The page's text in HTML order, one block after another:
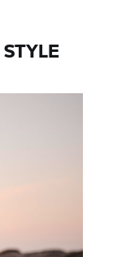
STYLE